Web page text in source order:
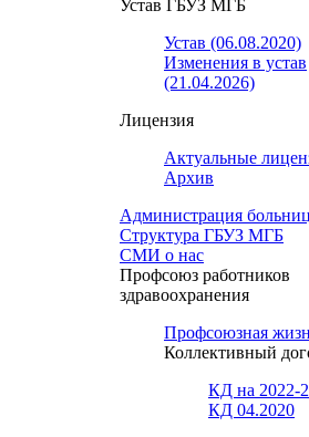
Устав ГБУЗ МГБ
Устав (06.08.2020)
Изменения в устав
(21.04.2026)
Лицензия
Актуальные
Архив
Администрация
Структура ГБУЗ МГБ
СМИ о нас
Профсоюз работников
здравоохранения
Профсоюзная
Коллективный
КД на 2022-
КД 04.2020